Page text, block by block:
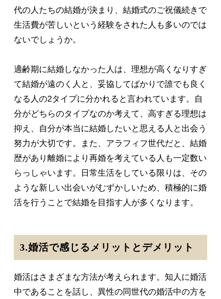
代の人たちの結婚が決まり、結婚式のご祝儀続きで
生活費が苦しいという経験をされた人も多いのでは
ないでしょうか。
適齢期に結婚しなかった人は、理想が高くなりすぎ
て結婚が遠のく人と、妥協してばかりで誰でも良く
なる人の2タイプに分かれると言われています。自
分がどちらのタイプなのか考えて、高すぎる理想は
抑え、自分が本当に結婚したいと思える人と出会う
努力が大切です。また、アラフィフ世代だと、結婚
歴があり離婚により再婚を考えている人も一定数い
らっしゃいます。日常生活をしている限りは、その
ような新しい出会いがむずかしいため、積極的に婚
活を行うことで結婚を目指す人が多くなります。
3.婚活で感じるメリットとデメリット
婚活はさまざまな方法が考えられます。知人に婚活
中であることを話し、異性の同世代の婚活中の方を